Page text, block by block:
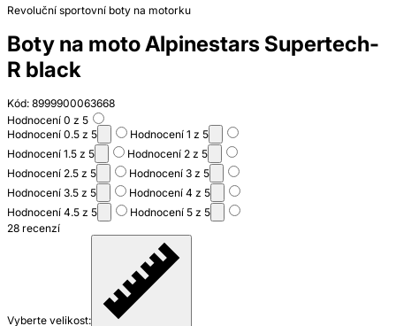
Revoluční sportovní boty na motorku
Boty na moto Alpinestars Supertech-
R black
Kód: 8999900063668
Hodnocení 0 z 5
Hodnocení 0.5 z 5
Hodnocení 1 z 5
Hodnocení 1.5 z 5
Hodnocení 2 z 5
Hodnocení 2.5 z 5
Hodnocení 3 z 5
Hodnocení 3.5 z 5
Hodnocení 4 z 5
Hodnocení 4.5 z 5
Hodnocení 5 z 5
28 recenzí
Vyberte velikost: